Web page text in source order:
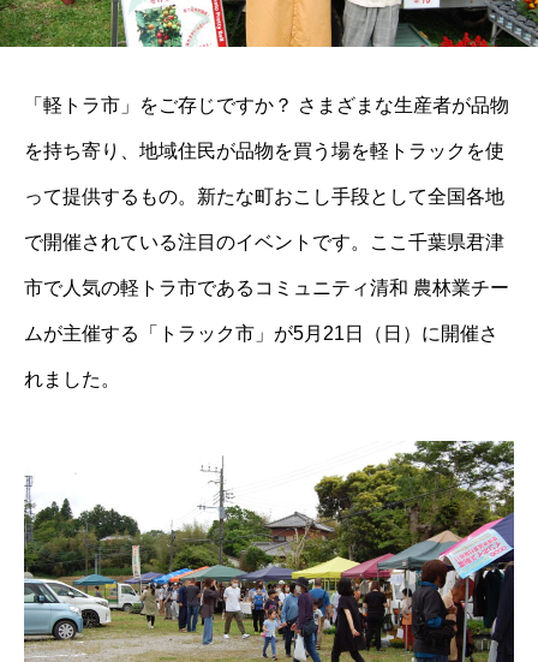
「軽トラ市」をご存じですか？ さまざまな生産者が品物
を持ち寄り、地域住民が品物を買う場を軽トラックを使
って提供するもの。新たな町おこし手段として全国各地
で開催されている注目のイベントです。ここ千葉県君津
市で人気の軽トラ市であるコミュニティ清和 農林業チー
ムが主催する「トラック市」が5月21日（日）に開催さ
れました。